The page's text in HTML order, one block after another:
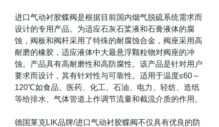
进口气动衬胶蝶阀是根据目前国内烟气脱硫系统需求而
设计的专用产品。为适应石灰石桨液和石膏液体的腐
蚀，阀板和阀杆采用了特殊的耐腐蚀合金，阀座采用高
耐磨的橡胶，适应液体中大最悬浮颗粒物对阀座的冲
蚀。产品具有高耐磨性和高防腐性。该产品是针对用户
要求而设计，其有针对性与可靠性。适用于温度≤60～
120℃如食品、医药、化工、石油、电力、轻纺、造纸
等给排水、气体管道上作调节流量和截流介质的作用。
德国莱克LIK品牌/进口气动衬胶蝶阀不仅具有优良的防